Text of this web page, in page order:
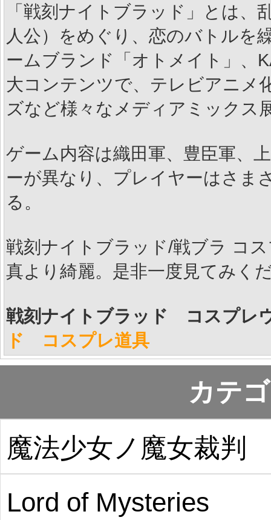
「戦刻ナイトブラッド」とは
人公）をめぐり、恋のバトルを
ームブランド「オトメイト」、
大コンテンツで、テレビアニメ
ズなど様々なメディアミックス
ゲーム内容は織田軍、豊臣軍、
ーが異なり、プレイヤーはさま
る。
戦刻ナイトブラッド/戦ブラ コ
真より綺麗。是非一度見てみく
戦刻ナイトブラッド コスプレ
ド コスプレ道具
カテ
魔法少女ノ魔女裁判
Lord of Mysteries